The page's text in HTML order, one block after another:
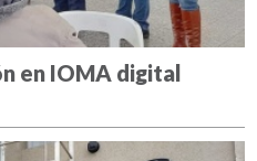
en IOMA digital